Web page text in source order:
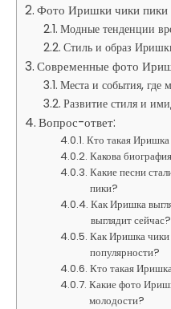
Фото Иришки чики пики
Модные тенденции
Стиль и образ
Современные фото
Места и события, где
Развитие стиля и
Вопрос-ответ:
Кто такая
Какова
Какие песни
пики?
Как Иришка
выглядит сейчас?
Как Иришка чики
популярности?
Кто такая
Какие фото
молодости?